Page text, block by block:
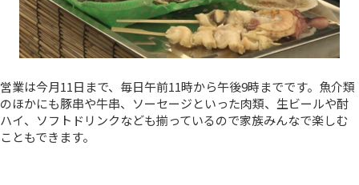
営業は今月11日まで、毎日午前11時から午後9時までです。魚介類
のほかにも豚串や牛串、ソーセージといった肉類、生ビールや酎
ハイ、ソフトドリンクなども揃っているので家族みんなで楽しむ
こともできます。